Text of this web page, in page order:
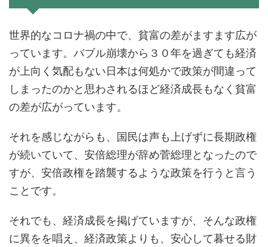
世界的なコロナ禍の中で、貧富の差がますます広が
っています。バブル崩壊から３０年を過ぎても経済
が上向く気配もない日本は何処かで政策が間違って
しまったのかと思わされるほど経済成長もなく貧富
の差が広がっています。
それを感じながらも、国民は声も上げずに長期政権
が続いていて、安倍総理が辞め菅総理となったので
すが、安倍政権を踏襲するような政策を行うと言う
ことです。
それでも、経済成長を掲げていますが、そんな政権
に異をを唱え、経済政策よりも、安心して暮せる財